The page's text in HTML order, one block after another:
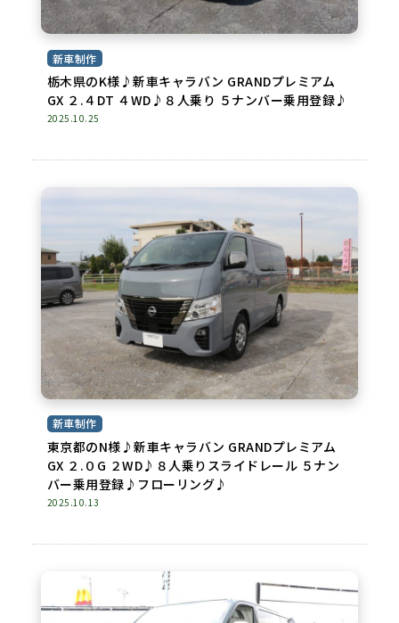
新車制作
栃木県のK様♪新車キャラバン GRANDプレミアム
GX ２.４DT ４WD♪８人乗り ５ナンバー乗用登録♪
2025.10.25
新車制作
東京都のN様♪新車キャラバン GRANDプレミアム
GX ２.０G ２WD♪８人乗りスライドレール ５ナン
バー乗用登録♪フローリング♪
2025.10.13